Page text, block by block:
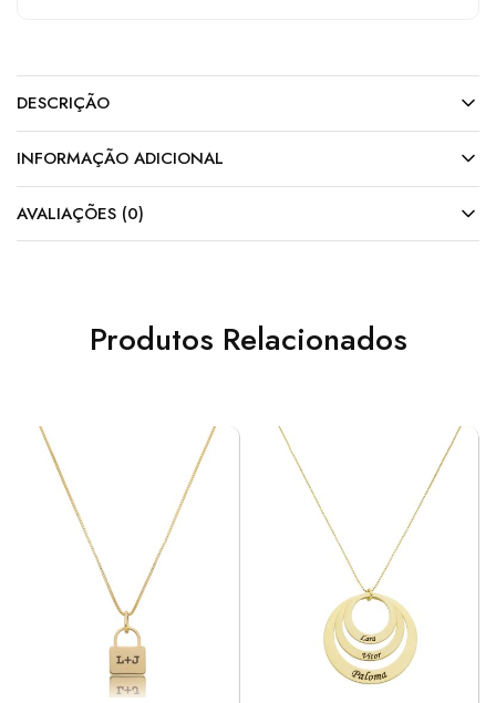
DESCRIÇÃO
INFORMAÇÃO ADICIONAL
AVALIAÇÕES (0)
Produtos Relacionados